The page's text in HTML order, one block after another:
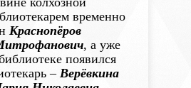
временно
Краснопёров
, а уже
появился
– Верёвкина